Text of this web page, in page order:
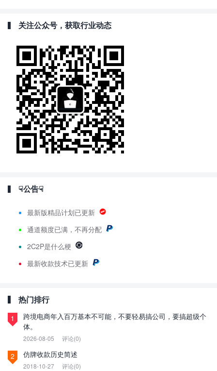
关注公众号，获取行业动态
☟公告☟
最新版精品计划已更新
通道额度已满，不再分配
2C2P是什么梗
最新收款技术已更新
热门排行
1
跨境电商年入百万基本不可能，不要轻易搞公司，要搞超级个
体。
2026-08-05 评论(0)
2 仿牌收款历史简述
2018-10-27 评论(0)